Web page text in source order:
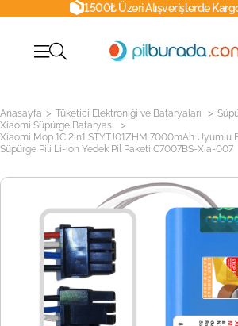
1500₺ Üzeri Alışverişlerde
Anasayfa > Tüketici Elektroniği ve Bataryaları >
Xiaomi Süpürge Bataryası >
Xiaomi Mop 1C 2in1 STYTJ01ZHM 7000mAh Uyumlu
Süpürge Pili Li-ion Yedek Pil Paketi C7007BS-Xia-007